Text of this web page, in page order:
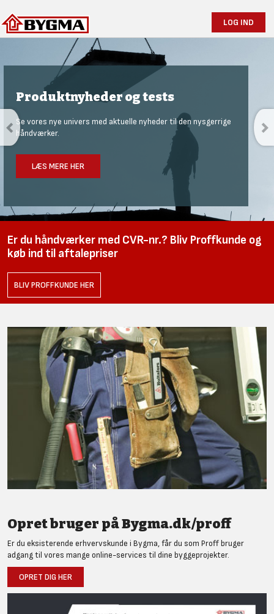
LOG IND
Produktnyheder og tests
Se vores nye univers med aktuelle nyheder til den nysgerrige
håndværker.
LÆS MERE HER
Er du håndværker med CVR-nr.? Bliv Proffkunde og
køb ind til aftalepriser
BLIV PROFFKUNDE HER
Opret bruger på Bygma.dk/proff
Er du eksisterende erhvervskunde i Bygma, får du som Proff bruger
adgang til vores mange online-services til dine byggeprojekter.
OPRET DIG HER